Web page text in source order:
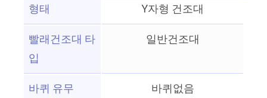
형태
Y자형 건조대
빨래건조대 타
입
일반건조대
바퀴 유무
바퀴없음